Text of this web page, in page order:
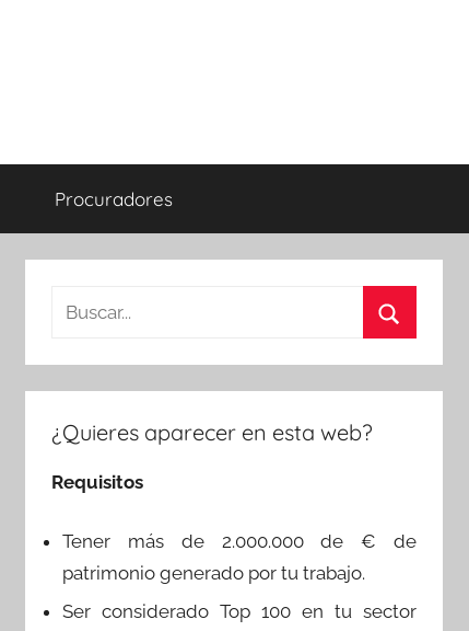
Procuradores
Buscar:
¿Quieres aparecer en esta web?
Requisitos
Tener más de 2.000.000 de € de
patrimonio generado por tu trabajo.
Ser considerado Top 100 en tu sector